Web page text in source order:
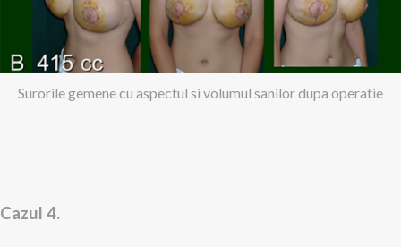
Surorile gemene cu aspectul si volumul sanilor dupa operatie
Cazul 4.